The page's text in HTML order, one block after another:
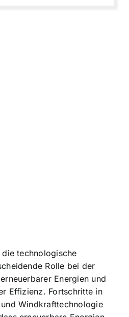
technologische
Rolle bei der
Energien und
Effizienz. Fortschritte in
Windkrafttechnologie